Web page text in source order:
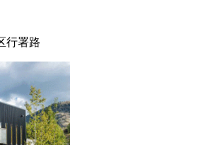
行署路